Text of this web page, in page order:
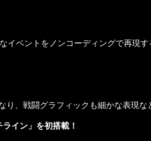
ベントをノンコーディングで再現す
、戦闘グラフィックも細かな表現な
イン」を初搭載！